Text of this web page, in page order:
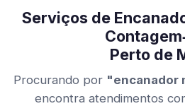
Serviços de
Perto de
Procurando por "encanador
encontra atendimentos